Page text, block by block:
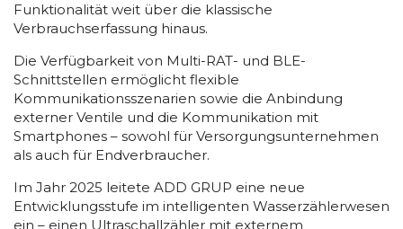
Funktionalität weit über die klassische
Verbrauchserfassung hinaus.
Die Verfügbarkeit von Multi-RAT- und BLE-
Schnittstellen ermöglicht flexible
Kommunikationsszenarien sowie die Anbindung
externer Ventile und die Kommunikation mit
Smartphones – sowohl für Versorgungsunternehmen
als auch für Endverbraucher.
Im Jahr 2025 leitete ADD GRUP eine neue
Entwicklungsstufe im intelligenten Wasserzählerwesen
ein – einen Ultraschallzähler mit externem